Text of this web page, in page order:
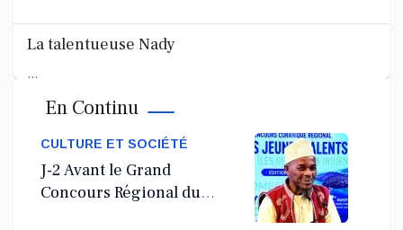
La talentueuse Nady
...
Jul 11, 2026
En Continu
CULTURE ET SOCIÉTÉ
J-2 Avant le Grand
Concours Régional du